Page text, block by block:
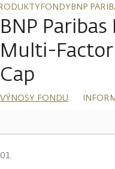
FONDYBNP
BNP Paribas
Multi-
Cap
VÝNOSY FONDU